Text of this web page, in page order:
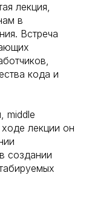
лекция,
в
Встреча
кода и
middle
лекции он
создании